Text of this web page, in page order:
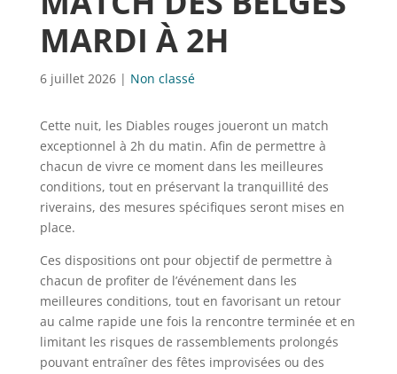
MARDI À 2H
6 juillet 2026| Non classé
Cette nuit, les Diables rouges joueront un match
exceptionnel à 2h du matin. Afin de permettre à
chacun de vivre ce moment dans les meilleures
conditions, tout en préservant la tranquillité des
riverains, des mesures spécifiques seront mises en
place.
Ces dispositions ont pour objectif de permettre à
chacun de profiter de l’événement dans les
meilleures conditions, tout en favorisant un retour
au calme rapide une fois la rencontre terminée et en
limitant les risques de rassemblements prolongés
pouvant entraîner des fêtes improvisées ou des